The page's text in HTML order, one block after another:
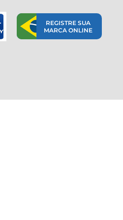
REGISTRE SUA
MARCA ONLINE